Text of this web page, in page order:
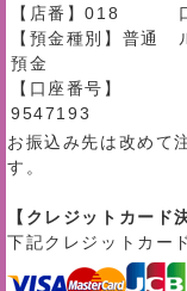
【店番】018
【預金種別】普通
預金
【口座番号】
9547193
お振込み先は改めて
す。
【クレジットカード
下記クレジットカー